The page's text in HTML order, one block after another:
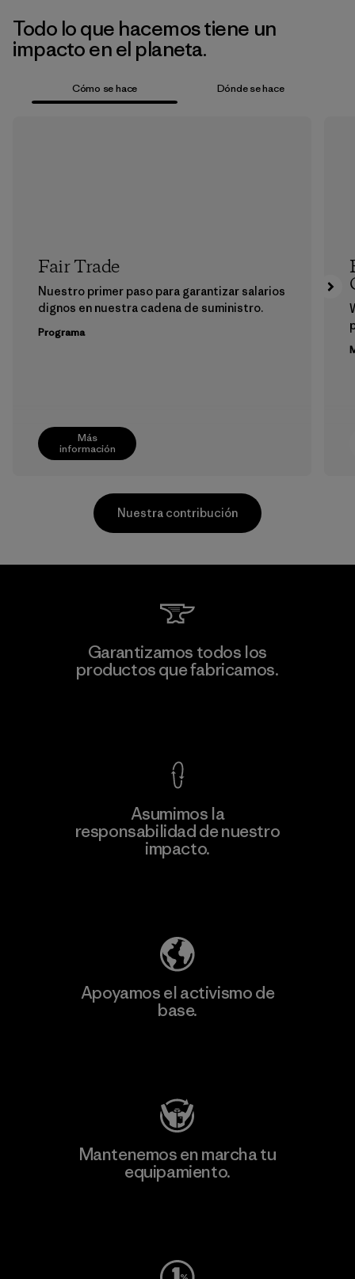
Todo lo que hacemos tiene un
impacto en el planeta.
Cómo se hace Dónde se hace
Más
información
Fair Trade
Nuestro primer paso para garantizar salarios
dignos en nuestra cadena de suministro.
Programa
información
Arvind Limited (Shirting and
Khaki Divisions)
Nuestra contribución
Garantizamos todos los
productos que fabricamos.
Asumimos la
responsabilidad de nuestro
impacto.
Apoyamos el activismo de
base.
Mantenemos en marcha tu
equipamiento.